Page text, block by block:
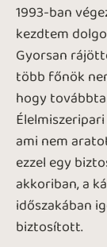
1993-ban
kezdtem
Gyorsan
több főnök
hogy
ami nem
ezzel egy
akkoriban, a
időszakában
biztosított.